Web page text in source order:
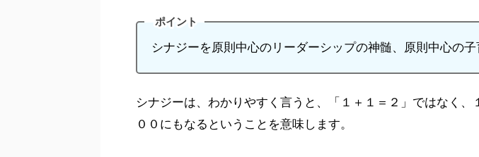
ポイント
シナジーを原則中心のリーダーシップの神髄、原則中心の子
シナジーは、わかりやすく言うと、「１＋１＝２」ではなく、
００にもなるということを意味します。